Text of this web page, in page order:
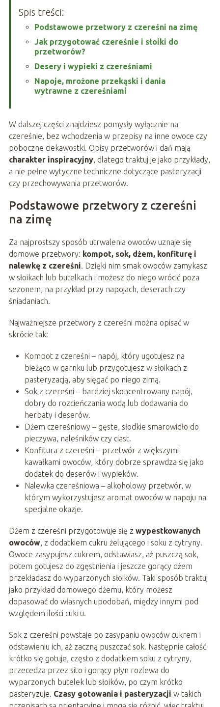
Spis treści:
Podstawowe przetwory z czereśni na zimę
Jak przygotować czereśnie i słoiki do
przetworów?
Desery i wypieki z czereśniami
Napoje, mrożone przekąski i dania
wytrawne z czereśniami
W dalszej części znajdziesz pomysły wyłącznie na
czereśnie, bez wchodzenia w przepisy na inne owoce czy
poboczne ciekawostki. Opisy przetworów i dań mają
charakter inspiracyjny, dlatego traktuj je jako przykłady,
a nie pełne wytyczne techniczne dotyczące pasteryzacji
czy przechowywania przetworów.
Podstawowe przetwory z czereśni
na zimę
Za najprostszy sposób utrwalenia owoców uznaje się
domowe przetwory: kompot, sok, dżem, konfiturę i
nalewkę z czereśni. Dzięki nim smak owoców zamykasz
w słoikach lub butelkach i możesz do niego wrócić poza
sezonem, na przykład przy napojach, deserach czy
śniadaniach.
Najważniejsze przetwory z czereśni można opisać w
skrócie tak:
Kompot z czereśni – napój, który ugotujesz na
bieżąco w garnku lub przygotujesz w słoikach z
pasteryzacją, aby sięgać po niego zimą.
Sok z czereśni – bardziej skoncentrowany napój,
dobry do rozcieńczania wodą lub dodawania do
herbaty i deserów.
Dżem czereśniowy – gęste, słodkie smarowidło do
pieczywa, naleśników czy ciast.
Konfitura z czereśni – przetwór z większymi
kawałkami owoców, który dobrze sprawdza się jako
dodatek do deserów i wypieków.
Nalewka czereśniowa – alkoholowy przetwór, w
którym wykorzystujesz aromat owoców w napoju na
specjalne okazje.
Dżem z czereśni przygotowuje się z wypestkowanych
owoców, z dodatkiem cukru żelującego i soku z cytryny.
Owoce zasypujesz cukrem, odstawiasz, aż puszczą sok,
potem gotujesz do zgęstnienia i jeszcze gorący dżem
przekładasz do wyparzonych słoików. Taki sposób traktuj
jako przykład domowego dżemu, który możesz
dopasować do własnych upodobań, między innymi pod
względem ilości cukru.
Sok z czereśni powstaje po zasypaniu owoców cukrem i
odstawieniu ich, aż zaczną puszczać sok. Następnie całość
krótko się gotuje, często z dodatkiem soku z cytryny,
przecedza przez sito i gorący płyn rozlewa do
wyparzonych butelek lub słoików, po czym krótko
pasteryzuje. Czasy gotowania i pasteryzacji w takich